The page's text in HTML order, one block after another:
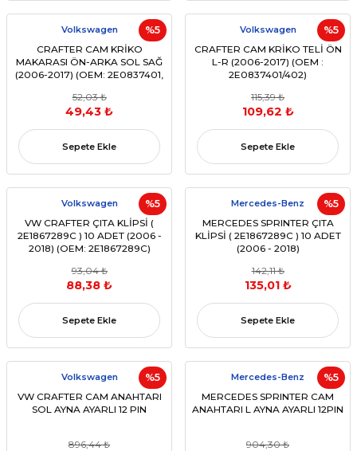
%5
Volkswagen
CRAFTER CAM KRİKO
MAKARASI ÖN-ARKA SOL SAĞ
(2006-2017) (OEM: 2E0837401,
52,03 ₺
49,43 ₺
Sepete Ekle
%5
Volkswagen
CRAFTER CAM KRİKO TELİ ÖN
L-R (2006-2017) (OEM :
2E0837401/402)
115,39 ₺
109,62 ₺
Sepete Ekle
%5
Volkswagen
VW CRAFTER ÇITA KLİPSİ (
2E1867289C ) 10 ADET (2006 -
2018) (OEM: 2E1867289C)
93,04 ₺
88,38 ₺
Sepete Ekle
%5
Mercedes-Benz
MERCEDES SPRINTER ÇITA
KLİPSİ ( 2E1867289C ) 10 ADET
(2006 - 2018)
142,11 ₺
135,01 ₺
Sepete Ekle
%5
Volkswagen
VW CRAFTER CAM ANAHTARI
SOL AYNA AYARLI 12 PIN
896,44 ₺
%5
Mercedes-Benz
MERCEDES SPRINTER CAM
ANAHTARI L AYNA AYARLI 12PIN
904,30 ₺